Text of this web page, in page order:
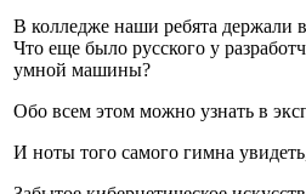
В колледже наши ребята держали
Что еще было русского у
умной машины?
Обо всем этом можно узнать в
И ноты того самого гимна